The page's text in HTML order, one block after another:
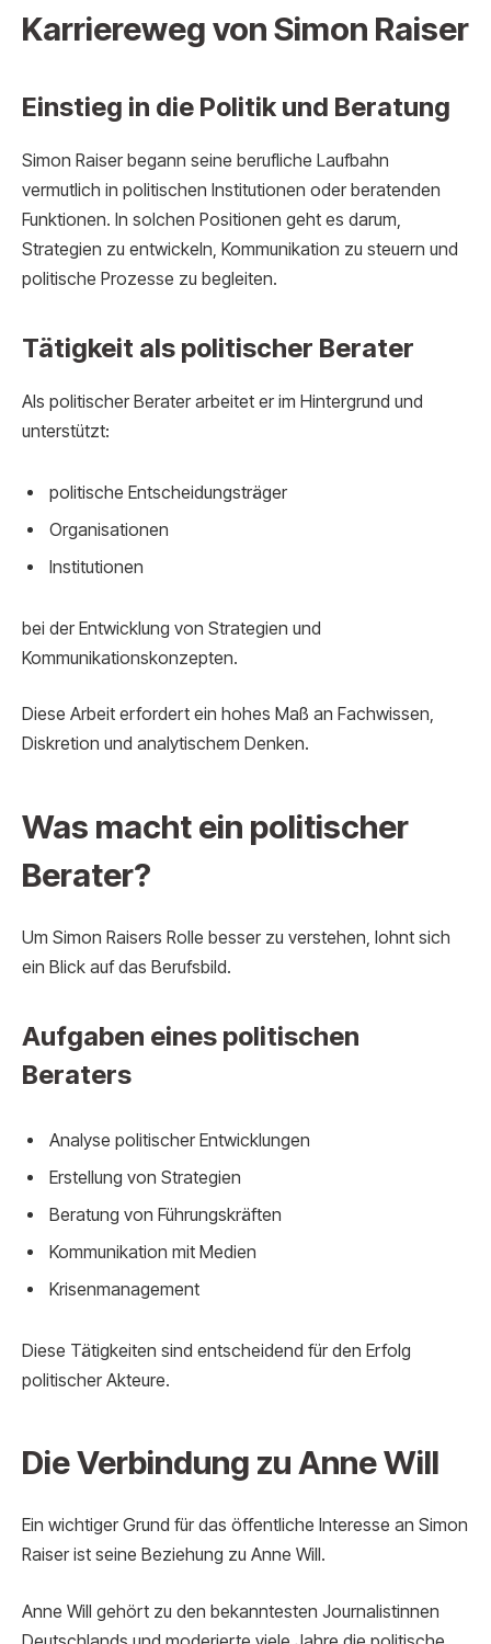
Karriereweg von Simon Raiser
Einstieg in die Politik und Beratung
Simon Raiser begann seine berufliche Laufbahn
vermutlich in politischen Institutionen oder beratenden
Funktionen. In solchen Positionen geht es darum,
Strategien zu entwickeln, Kommunikation zu steuern und
politische Prozesse zu begleiten.
Tätigkeit als politischer Berater
Als politischer Berater arbeitet er im Hintergrund und
unterstützt:
politische Entscheidungsträger
Organisationen
Institutionen
bei der Entwicklung von Strategien und
Kommunikationskonzepten.
Diese Arbeit erfordert ein hohes Maß an Fachwissen,
Diskretion und analytischem Denken.
Was macht ein politischer
Berater?
Um Simon Raisers Rolle besser zu verstehen, lohnt sich
ein Blick auf das Berufsbild.
Aufgaben eines politischen
Beraters
Analyse politischer Entwicklungen
Erstellung von Strategien
Beratung von Führungskräften
Kommunikation mit Medien
Krisenmanagement
Diese Tätigkeiten sind entscheidend für den Erfolg
politischer Akteure.
Die Verbindung zu Anne Will
Ein wichtiger Grund für das öffentliche Interesse an Simon
Raiser ist seine Beziehung zu Anne Will.
Anne Will gehört zu den bekanntesten Journalistinnen